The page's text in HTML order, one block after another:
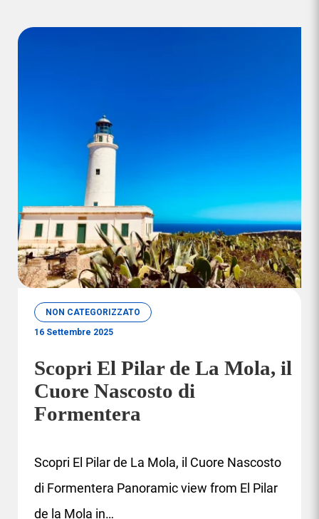
NON CATEGORIZZATO
16 Settembre 2025
Scopri El Pilar de La Mola, il
Cuore Nascosto di
Formentera
Scopri El Pilar de La Mola, il Cuore Nascosto
di Formentera Panoramic view from El Pilar
de la Mola in…